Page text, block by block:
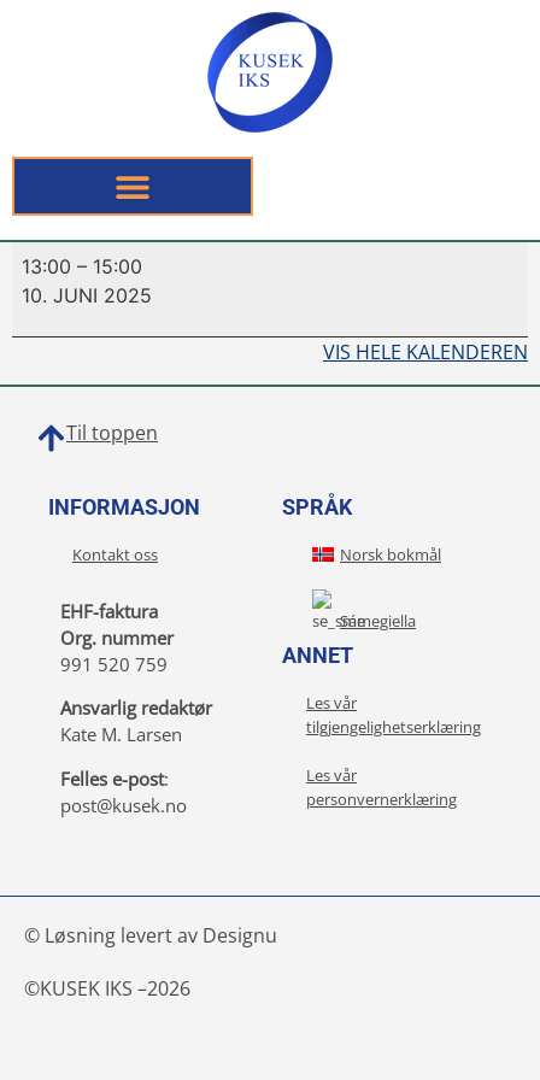
13:00 – 15:00
10. JUNI 2025
VIS HELE KALENDEREN
Til toppen
INFORMASJON
Kontakt oss
EHF-faktura
Org. nummer
991 520 759
Ansvarlig redaktør
Kate M. Larsen
Felles e-post:
post@kusek.no
SPRÅK
Norsk bokmål
Sámegiella
ANNET
Les vår
tilgjengelighetserklæring
Les vår
personvernerklæring
© Løsning levert av Designu
©KUSEK IKS –2026